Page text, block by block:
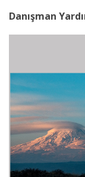
Danışman